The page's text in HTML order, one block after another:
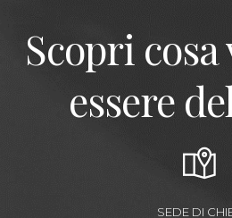
Scopri
essere
SEDE DI